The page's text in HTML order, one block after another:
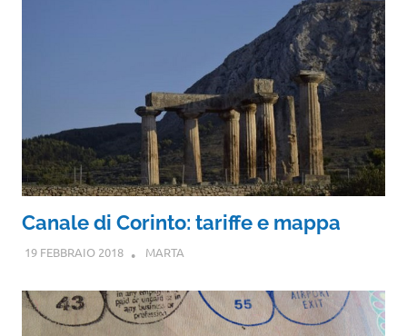
Canale di Corinto: tariffe e mappa
19 FEBBRAIO 2018 MARTA